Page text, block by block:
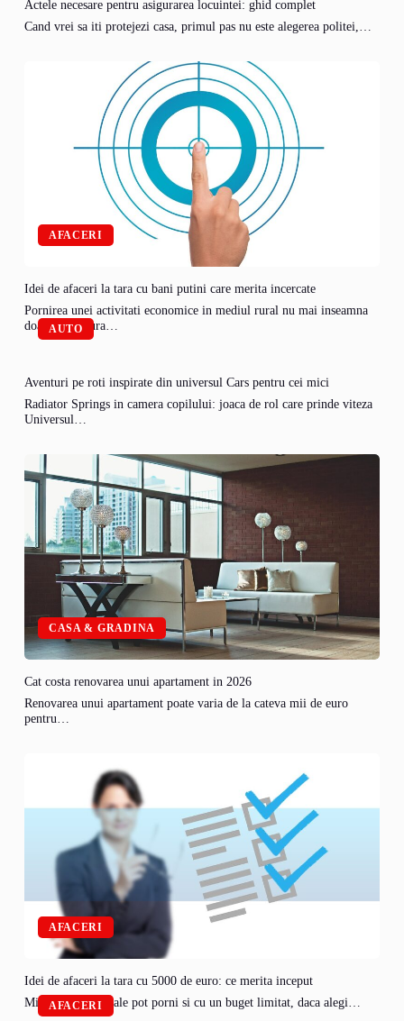
Actele necesare pentru asigurarea locuintei: ghid complet
Cand vrei sa iti protejezi casa, primul pas nu este alegerea politei,…
AFACERI
Idei de afaceri la tara cu bani putini care merita incercate
Pornirea unei activitati economice in mediul rural nu mai inseamna
doar agricultura…
AUTO
Aventuri pe roti inspirate din universul Cars pentru cei mici
Radiator Springs in camera copilului: joaca de rol care prinde viteza
Universul…
CASA & GRADINA
Cat costa renovarea unui apartament in 2026
Renovarea unui apartament poate varia de la cateva mii de euro
pentru…
AFACERI
Idei de afaceri la tara cu 5000 de euro: ce merita inceput
Micile afaceri rurale pot porni si cu un buget limitat, daca alegi…
AFACERI